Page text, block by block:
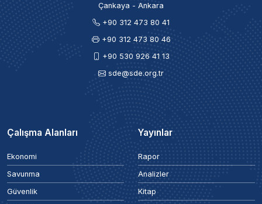
Çankaya - Ankara
+90 312 473 80 41
+90 312 473 80 46
+90 530 926 41 13
sde@sde.org.tr
Çalışma Alanları
Ekonomi
Savunma
Güvenlik
Yayınlar
Rapor
Analizler
Kitap